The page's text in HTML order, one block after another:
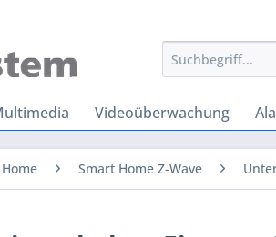
Videoüberwachung
Smart Home Z-Wave